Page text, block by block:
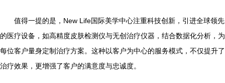
值得一提的是，New Life国际美学中心注重科技创新，引进全球领先
的医疗设备，如高精度皮肤检测仪与无创治疗仪器，结合数据化分析，为
每位客户量身定制治疗方案。这种以客户为中心的服务模式，不仅提升了
治疗效果，更增强了客户的满意度与忠诚度。